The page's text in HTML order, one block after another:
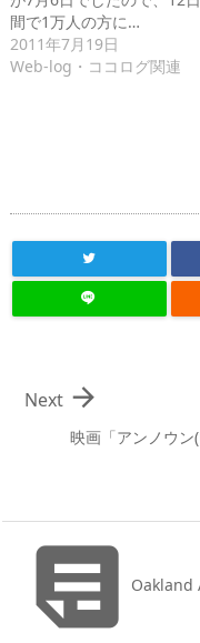
間で1万人の方に…
2011年7月19日
Web-log・ココログ関連
映画「アンノウ

Next
Oakland